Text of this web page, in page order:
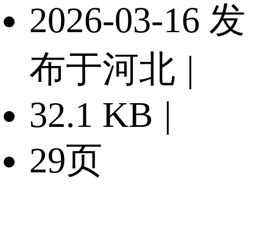
2026-03-16 发
布于河北 |
32.1 KB |
29页